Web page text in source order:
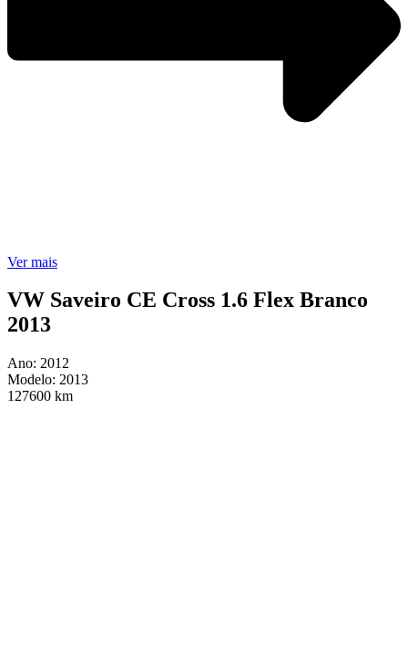
Ver mais
VW Saveiro CE Cross 1.6 Flex Branco
2013
Ano: 2012
Modelo: 2013
127600 km